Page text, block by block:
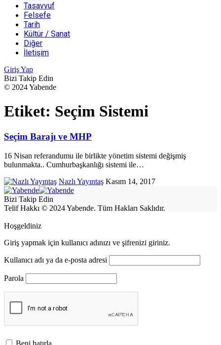
Tasavvuf
Felsefe
Tarih
Kültür / Sanat
Diğer
İletişim
Giriş Yap
Bizi Takip Edin
© 2024 Yabende
Etiket: Seçim Sistemi
Seçim Barajı ve MHP
16 Nisan referandumu ile birlikte yönetim sistemi değişmiş
bulunmakta.. Cumhurbaşkanlığı sistemi ile…
Nazlı Yayıntaş Kasım 14, 2017
Bizi Takip Edin
Telif Hakkı © 2024 Yabende. Tüm Hakları Saklıdır.
Hoşgeldiniz
Giriş yapmak için kullanıcı adınızı ve şifrenizi giriniz.
Kullanıcı adı ya da e-posta adresi
Parola
Beni hatırla